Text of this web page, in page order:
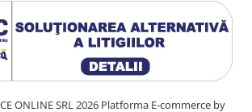
ONLINE SRL 2026 Platforma E-commerce by